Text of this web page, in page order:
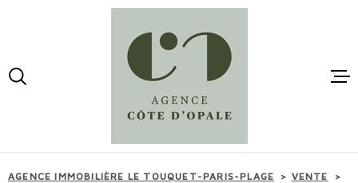
recherche
principal
VENTES
AGENCE IMMOBILIÈRE LE TOUQUET-PARIS-PLAGE
VENTE
RECHERCHE
D'OFFRE
ACHETER